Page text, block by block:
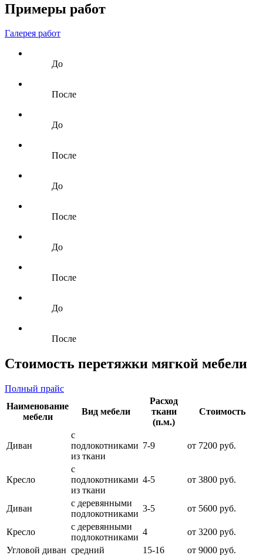
Примеры работ
Галерея работ
До
После
До
После
До
После
До
После
До
После
Стоимость перетяжки мягкой мебели
Полный прайс
Наименование
мебели
Вид мебели
Расход
ткани
(п.м.)
Стоимость
Диван
с
подлокотниками
из ткани
7-9 от 7200 руб.
Кресло
с
подлокотниками
из ткани
4-5 от 3800 руб.
Диван
с деревянными
подлокотниками
3-5 от 5600 руб.
Кресло
с деревянными
подлокотниками
4
от 3200 руб.
Угловой диван средний 15-16 от 9000 руб.